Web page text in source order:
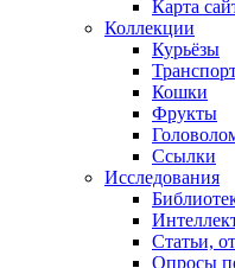
Карта
Коллекции
Курьёзы
Кошки
Фрукты
Ссылки
Исследования
Статьи,
Опросы